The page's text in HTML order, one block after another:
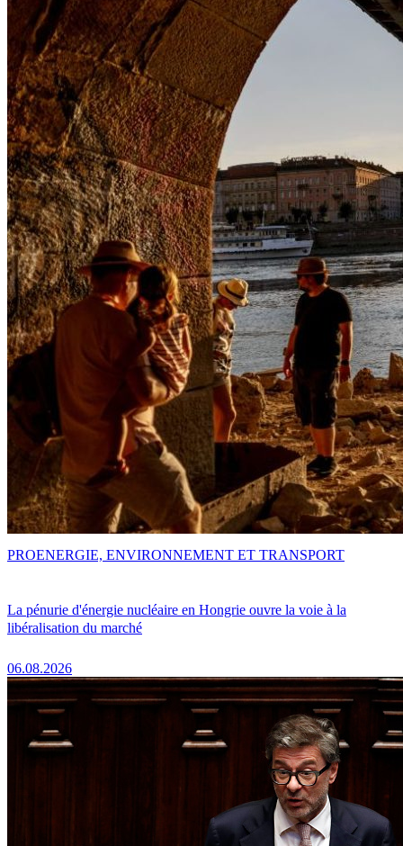
La pénurie d'énergie nucléaire en Hongrie ouvre la voie à la
libéralisation du marché
06.08.2026
PROENERGIE, ENVIRONNEMENT ET TRANSPORT